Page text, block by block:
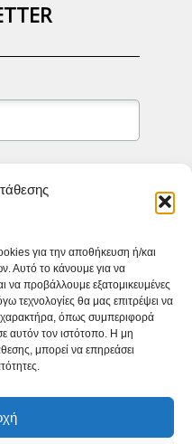
για την αποθήκευση ή/και
Αυτό το κάνουμε για να
να προβάλλουμε εξατομικευμένες
τεχνολογίες θα μας επιτρέψει να
όπως συμπεριφορά
αυτόν τον ιστότοπο. Η μη
μπορεί να επηρεάσει
τα νέα και τις
appit.gr και
τουςΌρους